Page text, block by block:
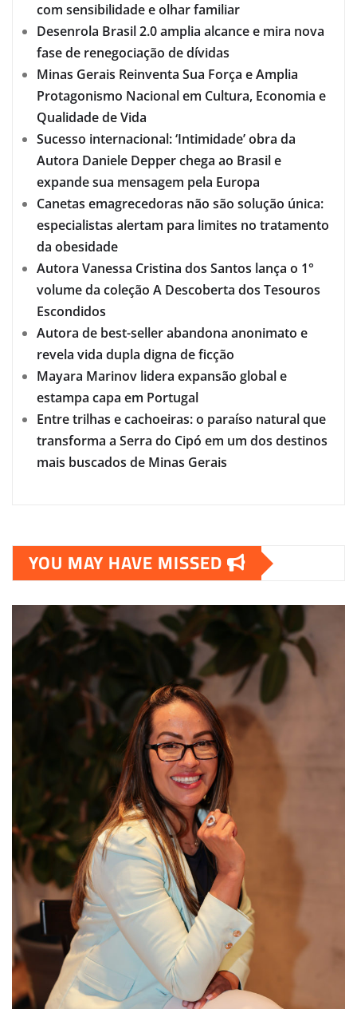
com sensibilidade e olhar familiar
Desenrola Brasil 2.0 amplia alcance e mira nova
fase de renegociação de dívidas
Minas Gerais Reinventa Sua Força e Amplia
Protagonismo Nacional em Cultura, Economia e
Qualidade de Vida
Sucesso internacional: ‘Intimidade’ obra da
Autora Daniele Depper chega ao Brasil e
expande sua mensagem pela Europa
Canetas emagrecedoras não são solução única:
especialistas alertam para limites no tratamento
da obesidade
Autora Vanessa Cristina dos Santos lança o 1°
volume da coleção A Descoberta dos Tesouros
Escondidos
Autora de best-seller abandona anonimato e
revela vida dupla digna de ficção
Mayara Marinov lidera expansão global e
estampa capa em Portugal
Entre trilhas e cachoeiras: o paraíso natural que
transforma a Serra do Cipó em um dos destinos
mais buscados de Minas Gerais
YOU MAY HAVE MISSED